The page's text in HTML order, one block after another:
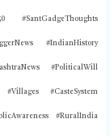
#SantGadgeThoughts
#IndianHistory
#PoliticalWill
#CasteSystem
#RuralIndia